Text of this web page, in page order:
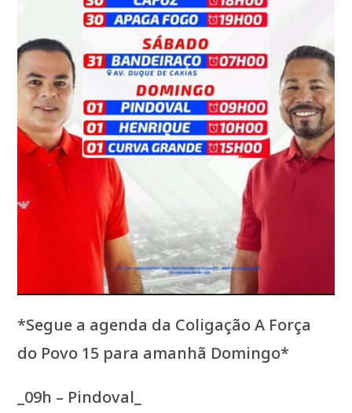
*Segue a agenda da Coligação A Força
do Povo 15 para amanhã Domingo*
_09h – Pindoval_